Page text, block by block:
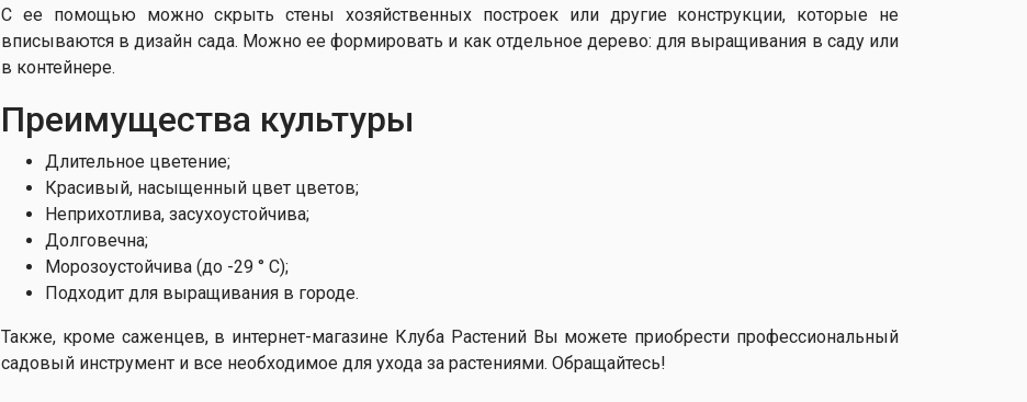
С ее помощью можно скрыть стены хозяйственных построек или другие конструкции, которые не
вписываются в дизайн сада. Можно ее формировать и как отдельное дерево: для выращивания в саду или
в контейнере.
Преимущества культуры
Длительное цветение;
Красивый, насыщенный цвет цветов;
Неприхотлива, засухоустойчива;
Долговечна;
Морозоустойчива (до -29 ° C);
Подходит для выращивания в городе.
Также, кроме саженцев, в интернет-магазине Клуба Растений Вы можете приобрести профессиональный
садовый инструмент и все необходимое для ухода за растениями. Обращайтесь!